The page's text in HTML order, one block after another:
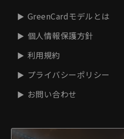
GreenCardモデルとは
個人情報保護方針
利用規約
プライバシーポリシー
お問い合わせ